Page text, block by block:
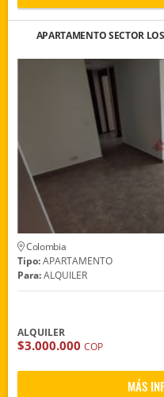
APARTAMENTO SECTOR
Colombia
Tipo:APARTAMENTO
Para:ALQUILER
ALQUILER
$3.000.000 COP
MÁS